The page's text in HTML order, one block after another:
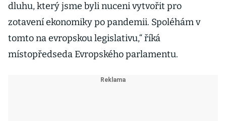
dluhu, který jsme byli nuceni vytvořit pro
zotavení ekonomiky po pandemii. Spoléhám v
tomto na evropskou legislativu,“ říká
místopředseda Evropského parlamentu.